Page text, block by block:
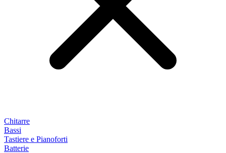
Chitarre
Bassi
Tastiere e Pianoforti
Batterie